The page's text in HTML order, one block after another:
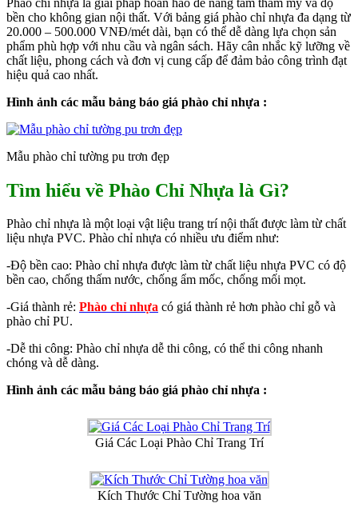
bền cho không gian nội thất. Với bảng giá phào chỉ nhựa đa dạng từ
20.000 – 500.000 VNĐ/mét dài, bạn có thể dễ dàng lựa chọn sản
phẩm phù hợp với nhu cầu và ngân sách. Hãy cân nhắc kỹ lưỡng về
chất liệu, phong cách và đơn vị cung cấp để đảm bảo công trình đạt
hiệu quả cao nhất.
Hình ảnh các mẫu bảng báo giá phào chỉ nhựa :
Mẫu phào chỉ tường pu trơn đẹp
Tìm hiểu về Phào Chỉ Nhựa là Gì?
Phào chỉ nhựa là một loại vật liệu trang trí nội thất được làm từ chất
liệu nhựa PVC. Phào chỉ nhựa có nhiều ưu điểm như:
-Độ bền cao: Phào chỉ nhựa được làm từ chất liệu nhựa PVC có độ
bền cao, chống thấm nước, chống ẩm mốc, chống mối mọt.
-Giá thành rẻ: Phào chỉ nhựa có giá thành rẻ hơn phào chỉ gỗ và
phào chỉ PU.
-Dễ thi công: Phào chỉ nhựa dễ thi công, có thể thi công nhanh
chóng và dễ dàng.
Hình ảnh các mẫu bảng báo giá phào chỉ nhựa :
Giá Các Loại Phào Chỉ Trang Trí
Kích Thước Chỉ Tường hoa văn